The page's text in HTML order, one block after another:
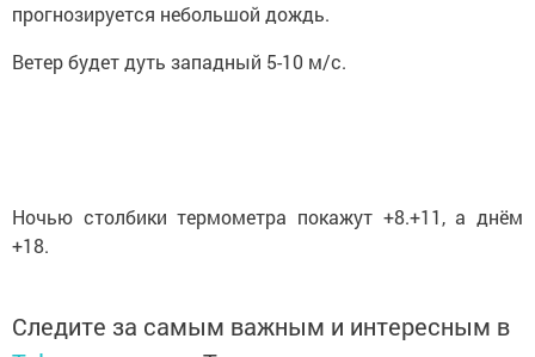
прогнозируется небольшой дождь.
Ветер будет дуть западный 5-10 м/с.
Ночью столбики термометра покажут +8.+11, а днём
+18.
Следите за самым важным и интересным в